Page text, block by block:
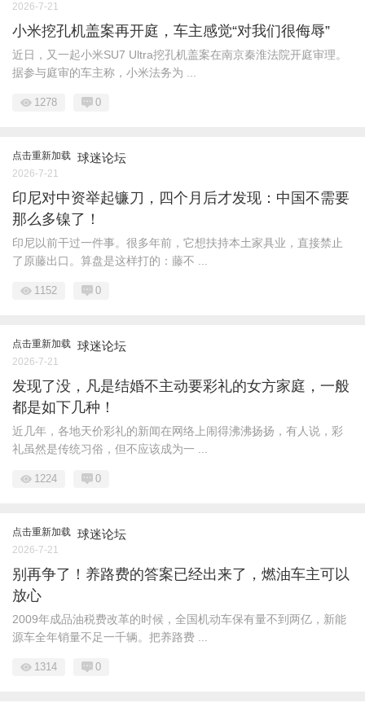
2026-7-21
小米挖孔机盖案再开庭，车主感觉“对我们很侮辱”
近日，又一起小米SU7 Ultra挖孔机盖案在南京秦淮法院开庭审理。
据参与庭审的车主称，小米法务为 ...
1278 0
点击重新加载 球迷论坛
2026-7-21
印尼对中资举起镰刀，四个月后才发现：中国不需要
那么多镍了！
印尼以前干过一件事。很多年前，它想扶持本土家具业，直接禁止
了原藤出口。算盘是这样打的：藤不 ...
1152 0
点击重新加载 球迷论坛
2026-7-21
发现了没，凡是结婚不主动要彩礼的女方家庭，一般
都是如下几种！
近几年，各地天价彩礼的新闻在网络上闹得沸沸扬扬，有人说，彩
礼虽然是传统习俗，但不应该成为一 ...
1224 0
点击重新加载 球迷论坛
2026-7-21
别再争了！养路费的答案已经出来了，燃油车主可以
放心
2009年成品油税费改革的时候，全国机动车保有量不到两亿，新能
源车全年销量不足一千辆。把养路费 ...
1314 0